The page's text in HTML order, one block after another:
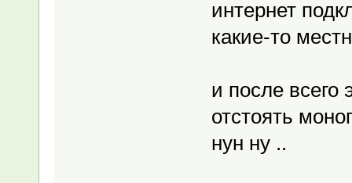
интернет
какие-то
и после всего
отстоять
нун ну ..